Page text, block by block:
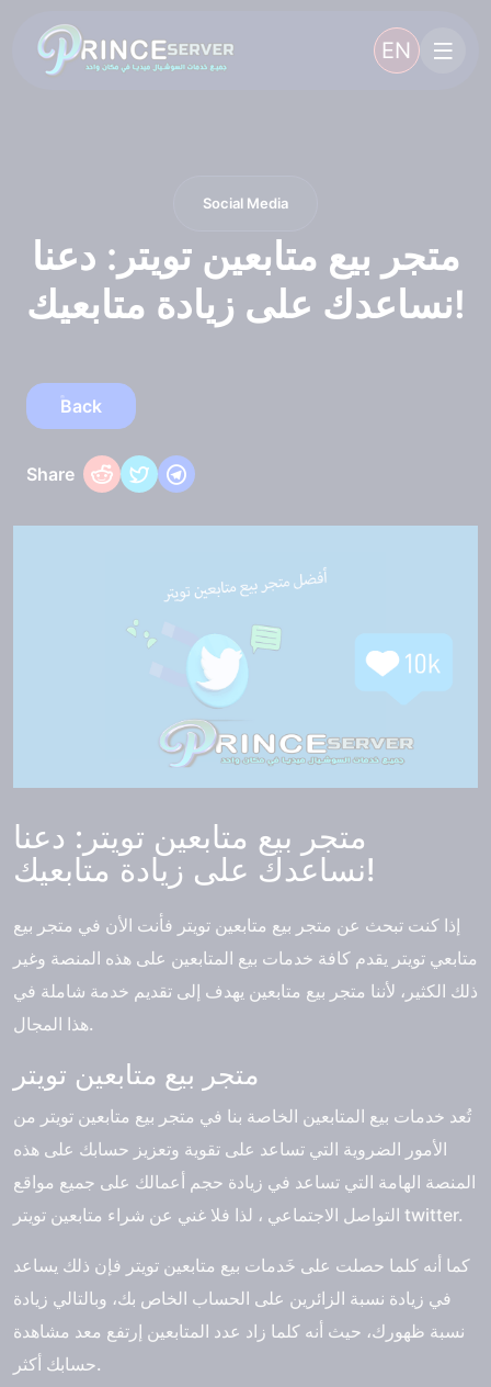
EN
Social Media
متجر بيع متابعين تويتر: دعنا
نساعدك على زيادة متابعيك!
Back
Share
متجر بيع متابعين تويتر: دعنا
نساعدك على زيادة متابعيك!
إذا كنت تبحث عن متجر بيع متابعين تويتر فأنت الأن في متجر بيع
متابعي تويتر يقدم كافة خدمات بيع المتابعين على هذه المنصة وغير
ذلك الكثير، لأننا متجر بيع متابعين يهدف إلى تقديم خدمة شاملة في
هذا المجال.
متجر بيع متابعين تويتر
تُعد خدمات بيع المتابعين الخاصة بنا في متجر بيع متابعين تويتر من
الأمور الضروية التي تساعد على تقوية وتعزيز حسابك على هذه
المنصة الهامة التي تساعد في زيادة حجم أعمالك على جميع مواقع
التواصل الاجتماعي ، لذا فلا غني عن شراء متابعين تويتر twitter.
كما أنه كلما حصلت على خَدمات بيع متابعين تويتر فإن ذلك يساعد
في زيادة نسبة الزائرين على الحساب الخاص بك، وبالتالي زيادة
نسبة ظهورك، حيث أنه كلما زاد عدد المتابعين إرتفع معد مشاهدة
حسابك أكثر.